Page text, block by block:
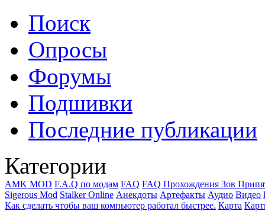
Поиск
Опросы
Форумы
Подшивки
Последние публикации
Категории
AMK MOD F.A.Q по модам FAQ FAQ Прохождения Зов
Sigerous Mod Stalker Online Анекдоты Артефакты Аудио Видео
Как сделать чтобы ваш компьютер работал быстрее. Карта